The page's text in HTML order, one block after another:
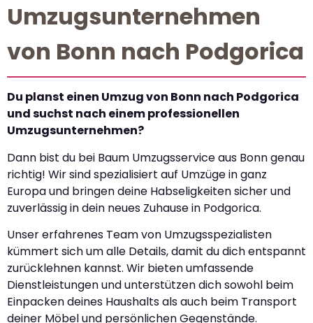
Umzugsunternehmen
von Bonn nach Podgorica
Du planst einen Umzug von Bonn nach Podgorica
und suchst nach einem professionellen
Umzugsunternehmen?
Dann bist du bei Baum Umzugsservice aus Bonn genau
richtig! Wir sind spezialisiert auf Umzüge in ganz
Europa und bringen deine Habseligkeiten sicher und
zuverlässig in dein neues Zuhause in Podgorica.
Unser erfahrenes Team von Umzugsspezialisten
kümmert sich um alle Details, damit du dich entspannt
zurücklehnen kannst. Wir bieten umfassende
Dienstleistungen und unterstützen dich sowohl beim
Einpacken deines Haushalts als auch beim Transport
deiner Möbel und persönlichen Gegenstände.